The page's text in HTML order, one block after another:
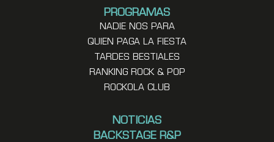
PROGRAMAS
NADIE NOS PARA
QUIEN PAGA LA FIESTA
TARDES BESTIALES
RANKING ROCK & POP
ROCKOLA CLUB
NOTICIAS
BACKSTAGE R&P